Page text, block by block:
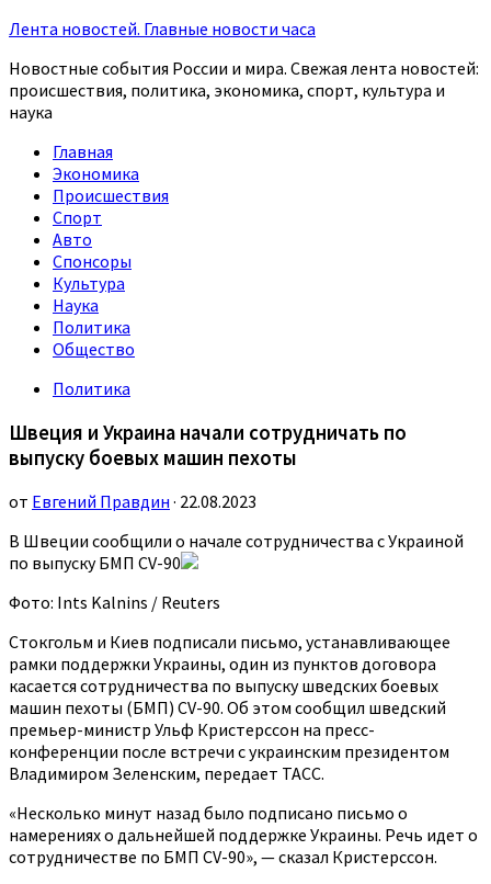
Лента новостей. Главные новости часа
Новостные события России и мира. Свежая лента новостей:
происшествия, политика, экономика, спорт, культура и
наука
Главная
Экономика
Происшествия
Спорт
Авто
Спонсоры
Культура
Наука
Политика
Общество
Политика
Швеция и Украина начали сотрудничать по
выпуску боевых машин пехоты
от Евгений Правдин · 22.08.2023
В Швеции сообщили о начале сотрудничества с Украиной
по выпуску БМП CV-90
Фото: Ints Kalnins / Reuters
Стокгольм и Киев подписали письмо, устанавливающее
рамки поддержки Украины, один из пунктов договора
касается сотрудничества по выпуску шведских боевых
машин пехоты (БМП) CV-90. Об этом сообщил шведский
премьер-министр Ульф Кристерссон на пресс-
конференции после встречи с украинским президентом
Владимиром Зеленским, передает ТАСС.
«Несколько минут назад было подписано письмо о
намерениях о дальнейшей поддержке Украины. Речь идет о
сотрудничестве по БМП CV-90», — сказал Кристерссон.